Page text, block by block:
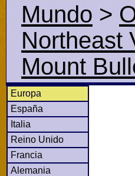
Mundo >
Northeast
Mount
Europa
España
Italia
Reino Unido
Francia
Alemania